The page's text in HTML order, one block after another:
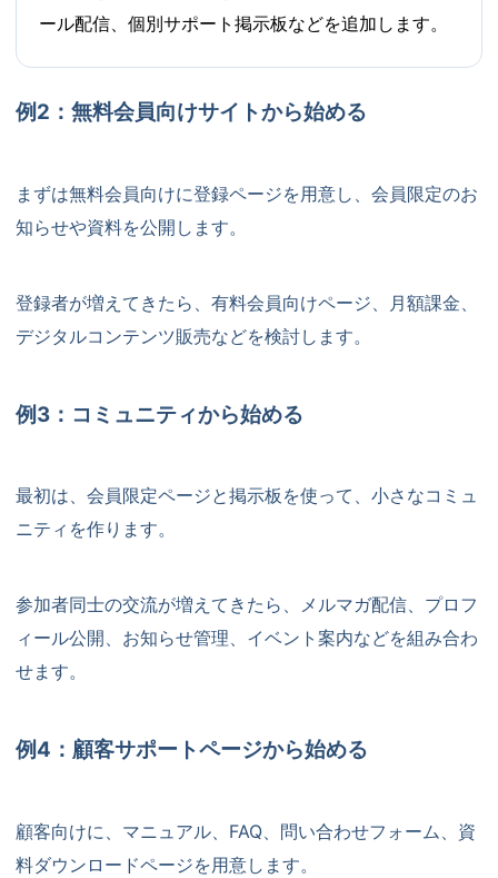
ール配信、個別サポート掲示板などを追加します。
例2：無料会員向けサイトから始める
まずは無料会員向けに登録ページを用意し、会員限定のお
知らせや資料を公開します。
登録者が増えてきたら、有料会員向けページ、月額課金、
デジタルコンテンツ販売などを検討します。
例3：コミュニティから始める
最初は、会員限定ページと掲示板を使って、小さなコミュ
ニティを作ります。
参加者同士の交流が増えてきたら、メルマガ配信、プロフ
ィール公開、お知らせ管理、イベント案内などを組み合わ
せます。
例4：顧客サポートページから始める
顧客向けに、マニュアル、FAQ、問い合わせフォーム、資
料ダウンロードページを用意します。